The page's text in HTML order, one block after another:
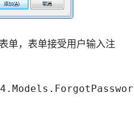
单，表单接受用户输入注